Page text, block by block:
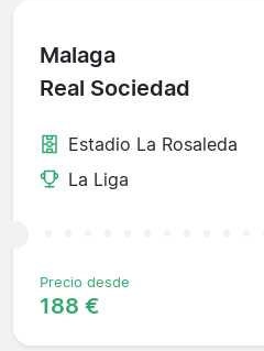
Malaga
Real Sociedad
Estadio La Rosaleda
La Liga
Precio desde
188 €